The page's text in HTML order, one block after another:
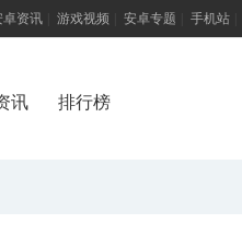
卓资讯 游戏视频 安卓专题 手机站
讯 排行榜